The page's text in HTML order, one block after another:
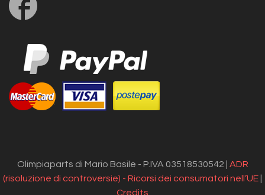
us
Olimpiaparts di Mario Basile - P.IVA 03518530542 | ADR
(risoluzione di controversie) - Ricorsi dei consumatori nell’UE
Credits